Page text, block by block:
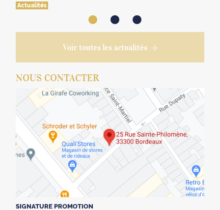
Actualités
Voir toutes les actualités
NOUS CONTACTER
SIGNATURE PROMOTION